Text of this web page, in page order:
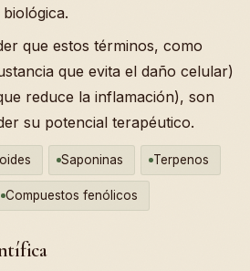
que estos términos, como
que evita el daño celular)
reduce la inflamación), son
su potencial terapéutico.
Saponinas Terpenos
Compuestos fenólicos